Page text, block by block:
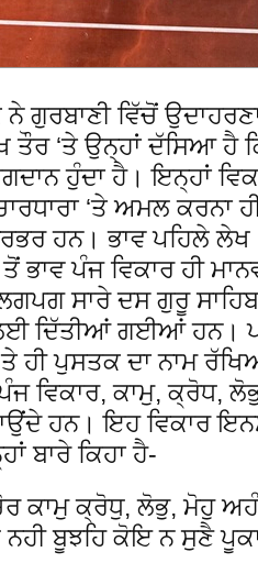
ਗੁਰਬਾਣੀ ਵਿੱਚੋਂ
ਤੌਰ ‘ਤੇ ਉਨ੍ਹਾਂ ਦੱਸਿਆ ਹੈ
ਹੁੰਦਾ ਹੈ। ਇਨ੍ਹਾਂ
‘ਤੇ ਅਮਲ
ਹਨ। ਭਾਵ ਪਹਿਲੇ
ਭਾਵ ਪੰਜ ਵਿਕਾਰ ਹੀ
ਸਾਰੇ ਦਸ ਗੁਰੂ
ਦਿੱਤੀਆਂ ਗਈਆਂ ਹਨ।
ਤੇ ਹੀ ਪੁਸਤਕ ਦਾ ਨਾਮ
ਵਿਕਾਰ, ਕਾਮੁ, ਕ੍ਰੋਧ,
ਹਨ। ਇਹ ਵਿਕਾਰ
ਬਾਰੇ ਕਿਹਾ ਹੈ-
ਕਾਮੁ ਕ੍ਰੋਧੁ, ਲੋਭੁ, ਮੋਹੁ
ਬੂਝਹਿ ਕੋਇ ਨ ਸੁਣੈ